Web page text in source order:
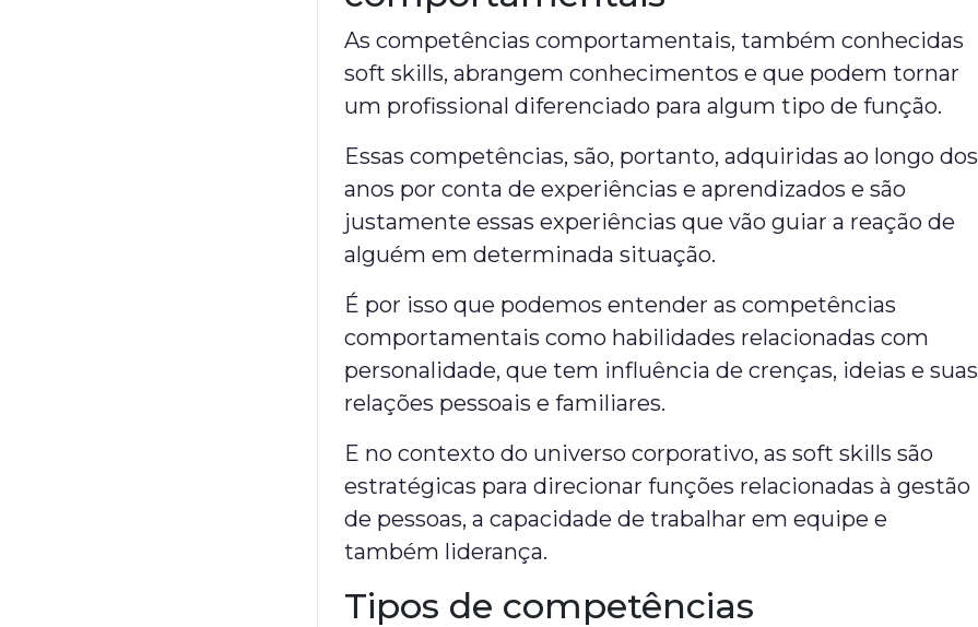
As competências comportamentais, também conhecidas
soft skills, abrangem conhecimentos e que podem tornar
um profissional diferenciado para algum tipo de função.
Essas competências, são, portanto, adquiridas ao longo dos
anos por conta de experiências e aprendizados e são
justamente essas experiências que vão guiar a reação de
alguém em determinada situação.
É por isso que podemos entender as competências
comportamentais como habilidades relacionadas com
personalidade, que tem influência de crenças, ideias e suas
relações pessoais e familiares.
E no contexto do universo corporativo, as soft skills são
estratégicas para direcionar funções relacionadas à gestão
de pessoas, a capacidade de trabalhar em equipe e
também liderança.
Tipos de competências